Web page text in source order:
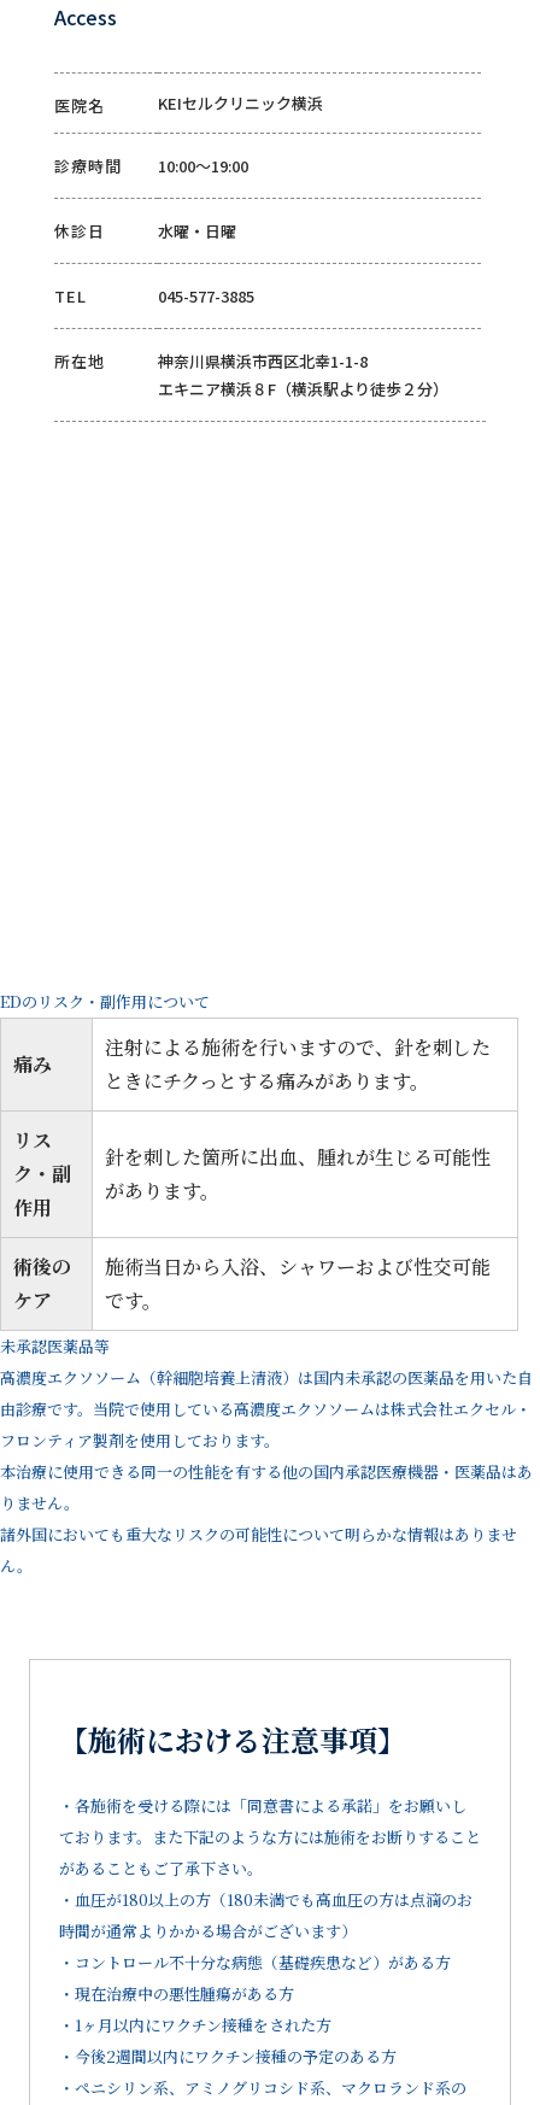
Access
医院名 KEIセルクリニック横浜
診療時間 10:00～19:00
休診日 水曜・日曜
TEL 045-577-3885
所在地
神奈川県横浜市西区北幸1-1-8
エキニア横浜８F（横浜駅より徒歩２分）
EDのリスク・副作用について
痛み
注射による施術を行いますので、針を刺した
ときにチクっとする痛みがあります。
リス
ク・副
作用
針を刺した箇所に出血、腫れが生じる可能性
があります。
術後の
ケア
施術当日から入浴、シャワーおよび性交可能
です。
未承認医薬品等
高濃度エクソソーム（幹細胞培養上清液）は国内未承認の医薬品を用いた自
由診療です。当院で使用している高濃度エクソソームは株式会社エクセル・
フロンティア製剤を使用しております。
本治療に使用できる同一の性能を有する他の国内承認医療機器・医薬品はあ
りません。
諸外国においても重大なリスクの可能性について明らかな情報はありませ
ん。
【施術における注意事項】
・各施術を受ける際には「同意書による承諾」をお願いし
ております。また下記のような方には施術をお断りすること
があることもご了承下さい。
・血圧が180以上の方（180未満でも高血圧の方は点滴のお
時間が通常よりかかる場合がございます）
・コントロール不十分な病態（基礎疾患など）がある方
・現在治療中の悪性腫瘍がある方
・1ヶ月以内にワクチン接種をされた方
・今後2週間以内にワクチン接種の予定のある方
・ペニシリン系、アミノグリコシド系、マクロランド系の